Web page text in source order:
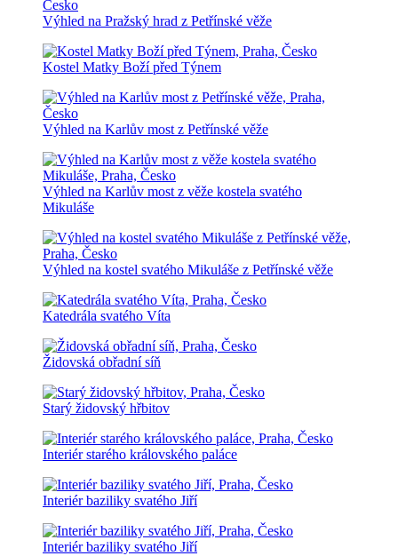
Výhled na Pražský hrad z Petřínské věže
Kostel Matky Boží před Týnem
Výhled na Karlův most z Petřínské věže
Výhled na Karlův most z věže kostela svatého
Mikuláše
Výhled na kostel svatého Mikuláše z Petřínské věže
Katedrála svatého Víta
Židovská obřadní síň
Starý židovský hřbitov
Interiér starého královského paláce
Interiér baziliky svatého Jiří
Interiér baziliky svatého Jiří